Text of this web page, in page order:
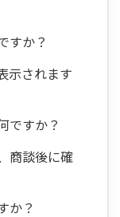
すか？
示されます
ですか？
商談後に確
か？